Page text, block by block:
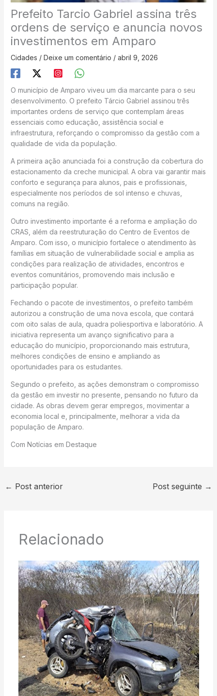
Prefeito Tarcio Gabriel assina três
ordens de serviço e anuncia novos
investimentos em Amparo
Cidades / Deixe um comentário / abril 9, 2026
O município de Amparo viveu um dia marcante para o seu
desenvolvimento. O prefeito Tárcio Gabriel assinou três
importantes ordens de serviço que contemplam áreas
essenciais como educação, assistência social e
infraestrutura, reforçando o compromisso da gestão com a
qualidade de vida da população.
A primeira ação anunciada foi a construção da cobertura do
estacionamento da creche municipal. A obra vai garantir mais
conforto e segurança para alunos, pais e profissionais,
especialmente nos períodos de sol intenso e chuvas,
comuns na região.
Outro investimento importante é a reforma e ampliação do
CRAS, além da reestruturação do Centro de Eventos de
Amparo. Com isso, o município fortalece o atendimento às
famílias em situação de vulnerabilidade social e amplia as
condições para realização de atividades, encontros e
eventos comunitários, promovendo mais inclusão e
participação popular.
Fechando o pacote de investimentos, o prefeito também
autorizou a construção de uma nova escola, que contará
com oito salas de aula, quadra poliesportiva e laboratório. A
iniciativa representa um avanço significativo para a
educação do município, proporcionando mais estrutura,
melhores condições de ensino e ampliando as
oportunidades para os estudantes.
Segundo o prefeito, as ações demonstram o compromisso
da gestão em investir no presente, pensando no futuro da
cidade. As obras devem gerar empregos, movimentar a
economia local e, principalmente, melhorar a vida da
população de Amparo.
Com Notícias em Destaque
← Post anterior Post seguinte →
Relacionado